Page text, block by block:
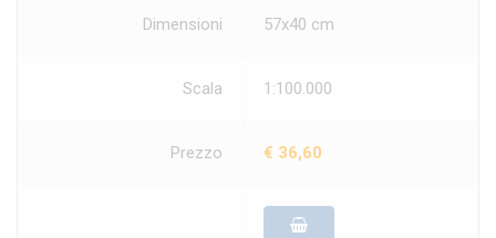
Dimensioni 57x40 cm
Scala 1:100.000
Prezzo € 36,60